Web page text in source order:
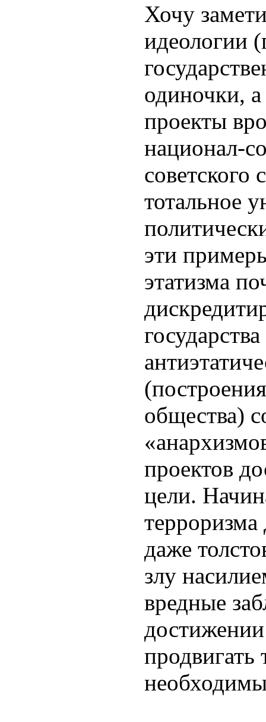
Хочу
идеологии
одиночки,
проекты
национал-
советского
тотальное
эти
этатизма
общества)
проектов
цели.
даже
злу
вредные
продвигать